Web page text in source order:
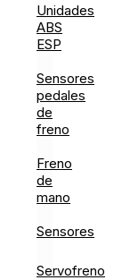
Unidades
ABS
ESP
Sensores
pedales
de
freno
Freno
de
mano
Sensores
Servofreno